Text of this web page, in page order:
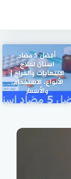
أفضل 5 مضاد
اسنان لعلاج
الالتهابات والخراج |
الأنواع، الاستخدام،
والأسعار